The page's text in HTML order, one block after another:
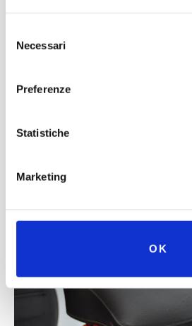
delNecessari
Preferenze
Statistiche
Marketing
OK